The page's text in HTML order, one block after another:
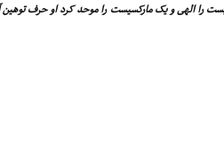
را الهى و یک مارکسیست را موحد کرد او حرف توهین